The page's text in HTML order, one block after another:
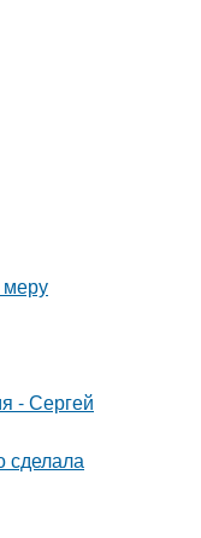
меру
- Сергей
сделала